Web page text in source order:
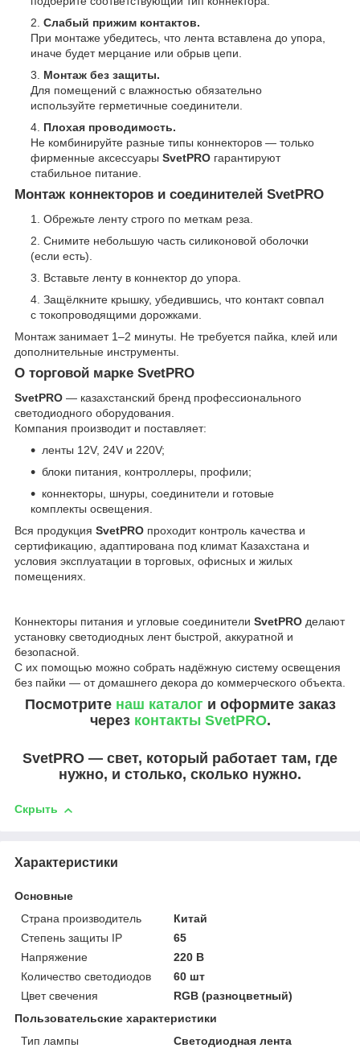
Слабый прижим контактов.
При монтаже убедитесь, что лента вставлена до упора,
иначе будет мерцание или обрыв цепи.
Монтаж без защиты.
Для помещений с влажностью обязательно
используйте герметичные соединители.
Плохая проводимость.
Не комбинируйте разные типы коннекторов — только
фирменные аксессуары SvetPRO гарантируют
стабильное питание.
Монтаж коннекторов и соединителей SvetPRO
Обрежьте ленту строго по меткам реза.
Снимите небольшую часть силиконовой оболочки
(если есть).
Вставьте ленту в коннектор до упора.
Защёлкните крышку, убедившись, что контакт совпал
с токопроводящими дорожками.
Монтаж занимает 1–2 минуты. Не требуется пайка, клей или
дополнительные инструменты.
О торговой марке SvetPRO
SvetPRO — казахстанский бренд профессионального
светодиодного оборудования.
Компания производит и поставляет:
ленты 12V, 24V и 220V;
блоки питания, контроллеры, профили;
коннекторы, шнуры, соединители и готовые
комплекты освещения.
Вся продукция SvetPRO проходит контроль качества и
сертификацию, адаптирована под климат Казахстана и
условия эксплуатации в торговых, офисных и жилых
помещениях.
Коннекторы питания и угловые соединители SvetPRO делают
установку светодиодных лент быстрой, аккуратной и
безопасной.
С их помощью можно собрать надёжную систему освещения
без пайки — от домашнего декора до коммерческого объекта.
Посмотрите наш каталог и оформите заказ
через контакты SvetPRO.
SvetPRO — свет, который работает там, где
нужно, и столько, сколько нужно.
Скрыть
Характеристики
Основные
Страна производитель
Китай
Степень защиты IP
65
Напряжение
220 В
Количество светодиодов
60 шт
Цвет свечения
RGB (разноцветный)
Пользовательские характеристики
Тип лампы
Светодиодная лента